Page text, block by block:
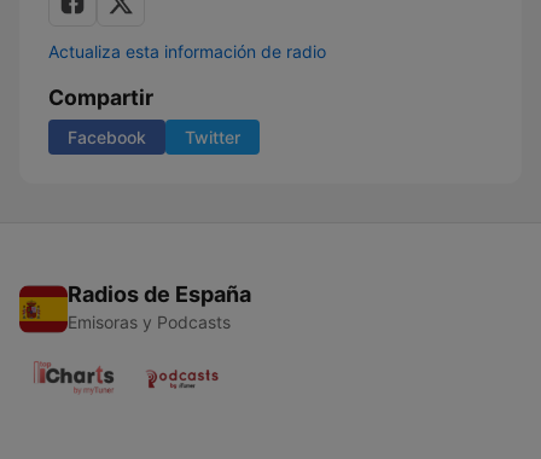
Actualiza esta información de radio
Compartir
Facebook Twitter
Radios de España
Emisoras y Podcasts